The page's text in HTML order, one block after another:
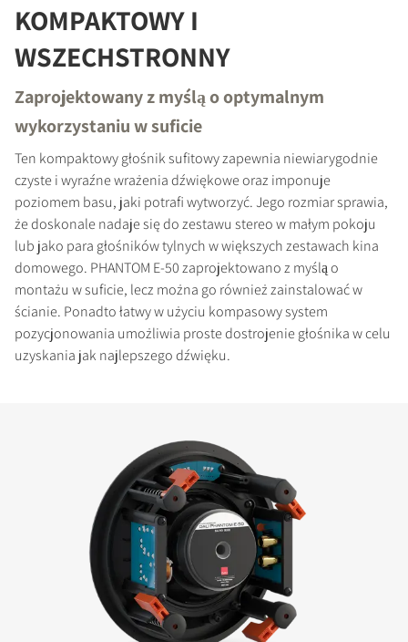
KOMPAKTOWY I
WSZECHSTRONNY
Zaprojektowany z myślą o optymalnym
wykorzystaniu w suficie
Ten kompaktowy głośnik sufitowy zapewnia niewiarygodnie
czyste i wyraźne wrażenia dźwiękowe oraz imponuje
poziomem basu, jaki potrafi wytworzyć. Jego rozmiar sprawia,
że doskonale nadaje się do zestawu stereo w małym pokoju
lub jako para głośników tylnych w większych zestawach kina
domowego. PHANTOM E-50 zaprojektowano z myślą o
montażu w suficie, lecz można go również zainstalować w
ścianie. Ponadto łatwy w użyciu kompasowy system
pozycjonowania umożliwia proste dostrojenie głośnika w celu
uzyskania jak najlepszego dźwięku.